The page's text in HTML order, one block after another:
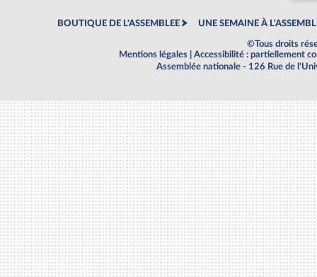
BOUTIQUE DE L'ASSEMBLEE UNE SEMAINE À
©Tous droits
Mentions légales
Accessibilité : partiellement
Assemblée nationale - 126 Rue de